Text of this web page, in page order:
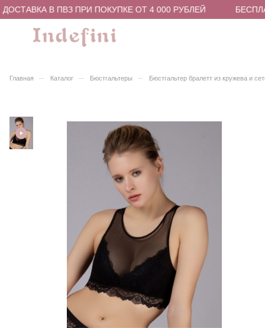
В ПВЗ ПРИ ПОКУПКЕ ОТ 4 000 РУБЛЕЙ
Главная – Каталог – Бюстгальтеры – Бюстгальтер бралетт из кружева и